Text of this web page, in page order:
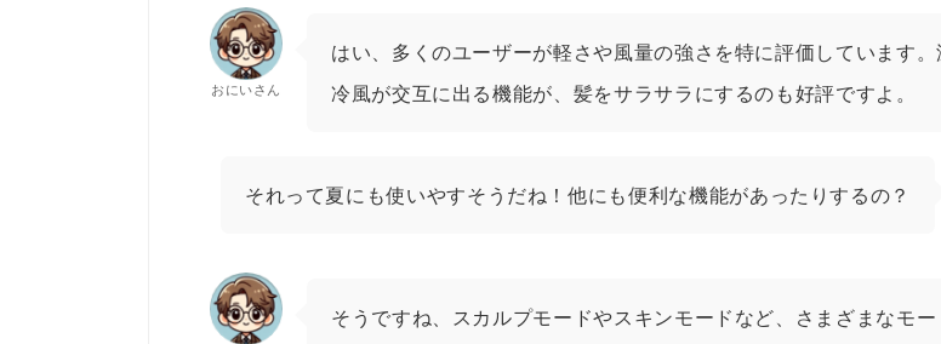
おにいさん
はい、多くのユーザーが軽さや風量の強さを特に評価しています。
冷風が交互に出る機能が、髪をサラサラにするのも好評ですよ。
それって夏にも使いやすそうだね！他にも便利な機能があったりするの？
そうですね、スカルプモードやスキンモードなど、さまざまなモー